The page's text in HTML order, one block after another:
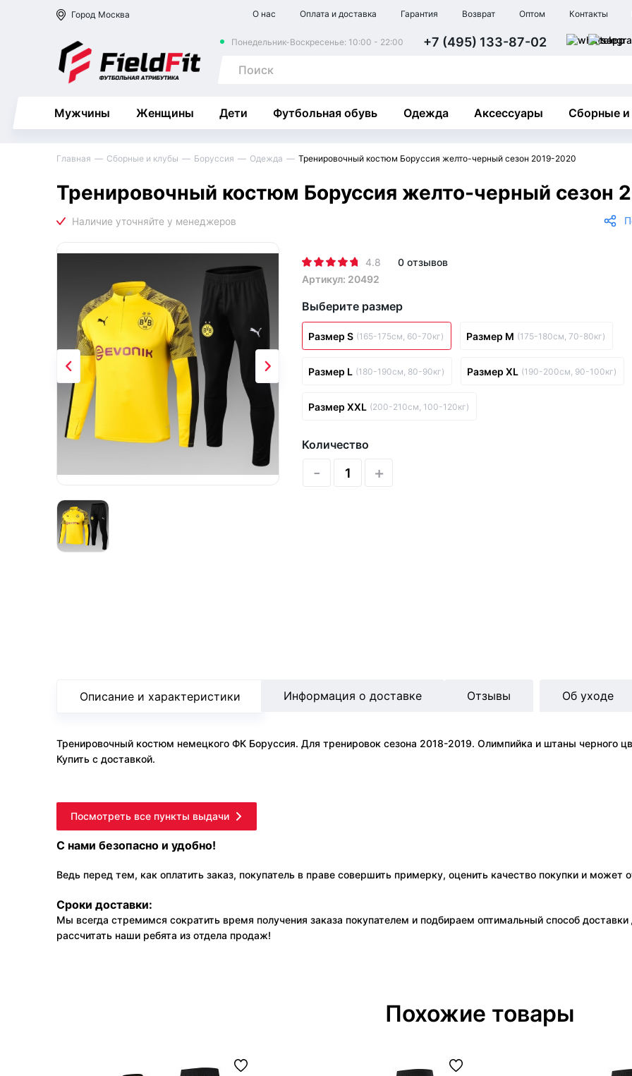
Город Москва О нас Оплата и доставка Гарантия Возврат Оптом Контакты
Понедельник-Воскресенье: 10:00 - 22:00 +7 (495) 133-87-02
Мужчины Женщины Дети Футбольная обувь Одежда Аксессуары Сборные
Главная Сборные и клубы Боруссия Одежда Тренировочный костюм Боруссия желто-черный сезон 2019-2020
Тренировочный костюм Боруссия желто-черный сезон
4.8
0 отзывов
Артикул: 20492
Выберите размер
Размер S (165-175см, 60-70кг) Размер M (175-180см, 70-80кг)
Размер L (180-190см, 80-90кг) Размер XL (190-200см, 90-100кг)
Размер XXL (200-210см, 100-120кг)
Количество
- +
Описание и характеристики
Тренировочный костюм немецкого ФК Боруссия. Для тренировок сезона 2018-2019. Олимпийка и штаны черного
Купить с доставкой.
Информация о доставке Отзывы Об уходе
Посмотреть все пункты выдачи
С нами безопасно и удобно!
Ведь перед тем, как оплатить заказ, покупатель в праве совершить примерку, оценить качество покупки и может
Сроки доставки:
Мы всегда стремимся сократить время получения заказа покупателем и подбираем оптимальный способ
рассчитать наши ребята из отдела продаж!
Похожие товары